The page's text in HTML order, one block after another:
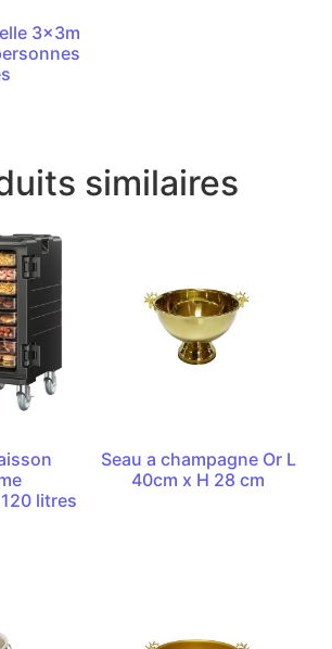
3x3m
similaires
litres
Seau a champagne Or L
40cm x H 28 cm